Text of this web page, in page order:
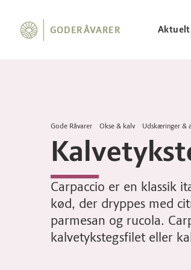
GODERÅVARER Aktuelt
Gode Råvarer Okse & kalv Udskæringer &
Carpaccio er en klassik
kød, der dryppes med
parmesan og rucola.
kalvetykstegsfilet eller